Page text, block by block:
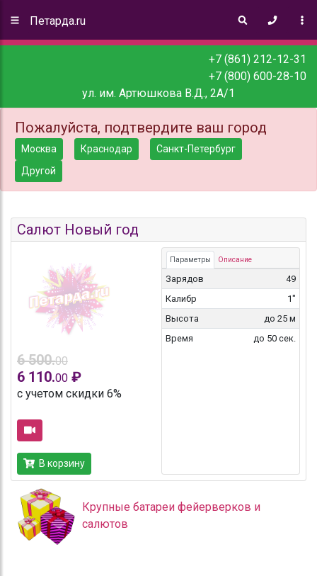
Петарда.ru
+7 (861) 212-12-31
+7 (800) 600-28-10
ул. им. Артюшкова В.Д., 2А/1
Пожалуйста, подтвердите ваш город
Москва Краснодар
Санкт-Петербург
Другой
Салют Новый год
6 500.00
6 110.00 ₽
с учетом скидки 6%
В корзину
Параметры Описание
Зарядов
49
Калибр
1"
Высота
до 25 м
Время
до 50 сек.
Крупные батареи фейерверков и
салютов